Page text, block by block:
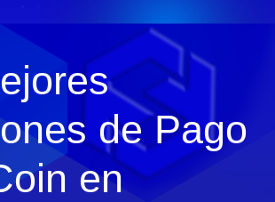
de Pago
en